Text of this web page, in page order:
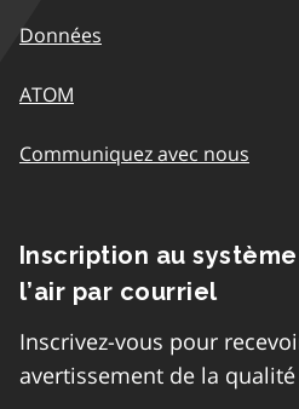
Données
ATOM
Communiquez avec nous
Inscription au
l’air par courriel
Inscrivez-vous pour
avertissement de la qualité